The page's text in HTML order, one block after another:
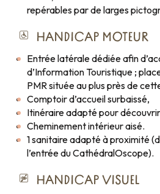
repérables par de larges
HANDICAP MOTEUR
Entrée latérale dédiée afin
d’Information Touristique ;
PMR située au plus près de
Comptoir d’accueil surbaissé,
Itinéraire adapté pour
Cheminement intérieur aisé.
1 sanitaire adapté à proximité
l’entrée du CathédralOscope).
HANDICAP VISUEL